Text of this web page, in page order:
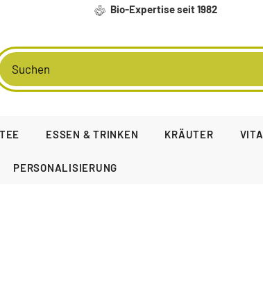
Bio-Expertise seit 1982
ESSEN & TRINKEN KRÄUTER
PERSONALISIERUNG